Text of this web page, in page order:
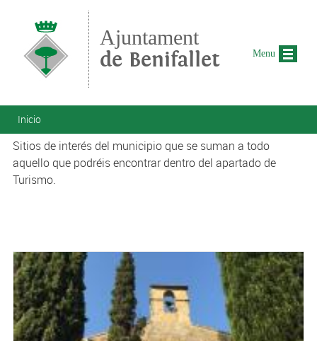
Ajuntament
de Benifallet
Se encuentra usted aquí
Inicio
Sitios de interés del municipio que se suman a todo
aquello que podréis encontrar dentro del apartado de
Turismo.
Menu